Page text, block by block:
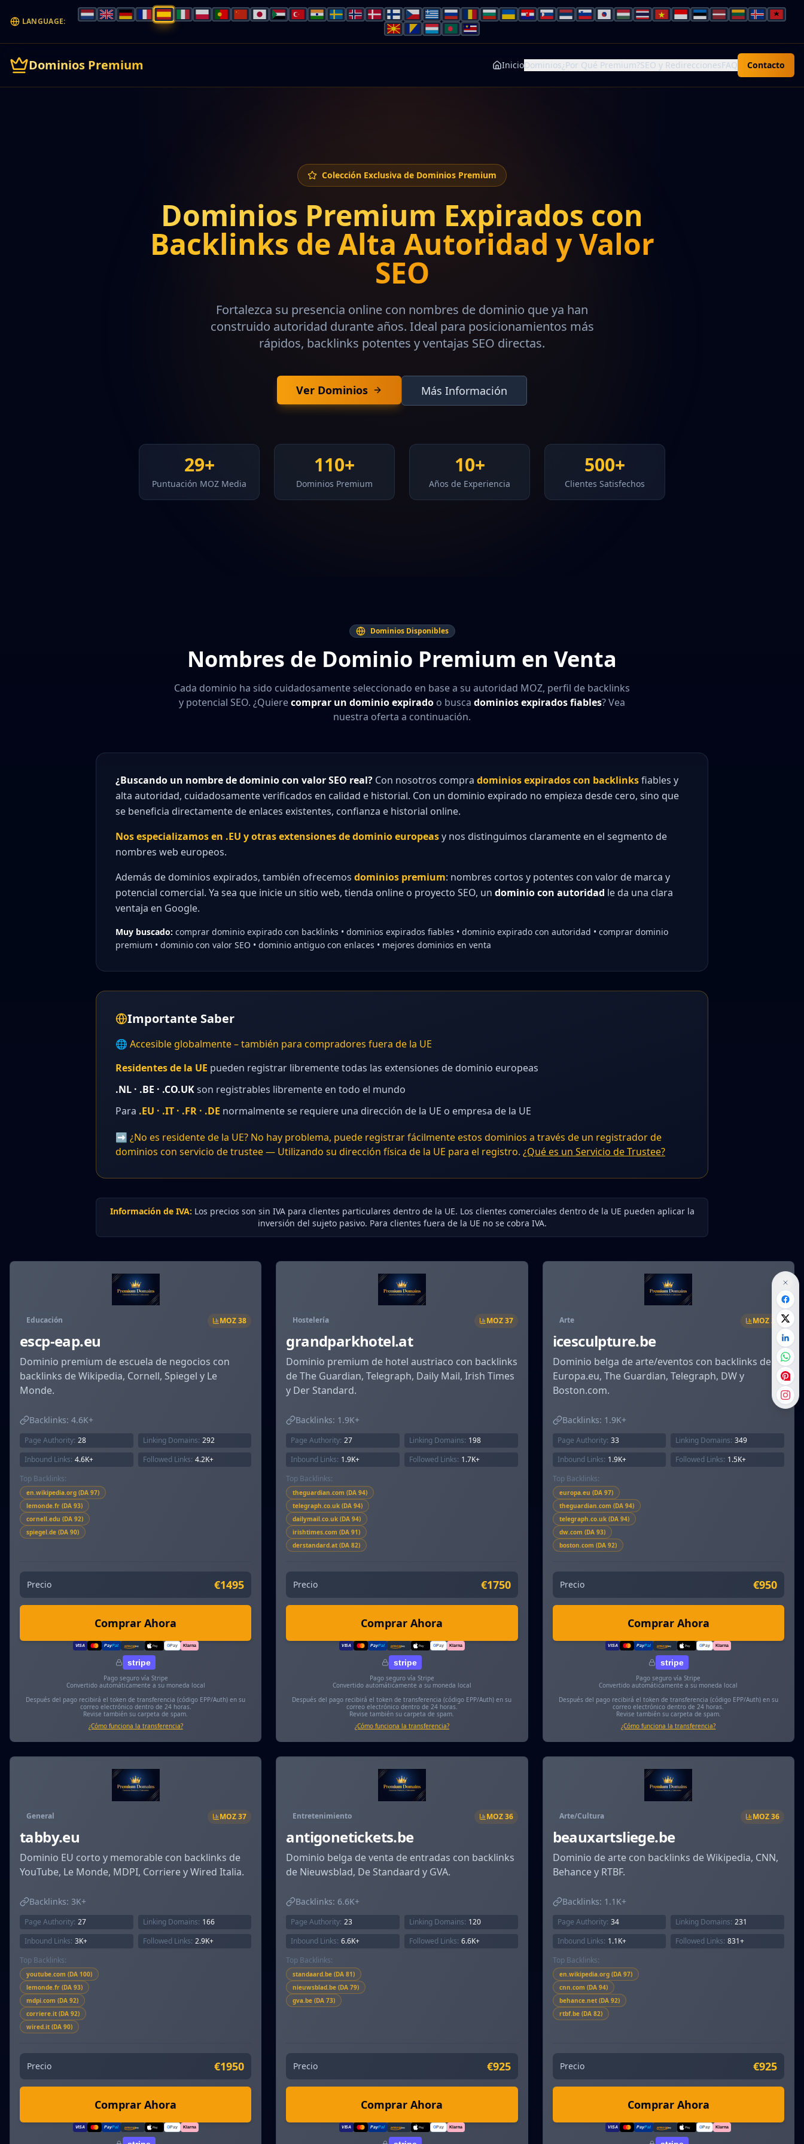
LANGUAGE:
Dominios Premium InicioDominios¿Por Qué Premium?SEO y RedireccionesFAQ Contacto
Colección Exclusiva de Dominios Premium
Dominios Premium Expirados con
Backlinks de Alta Autoridad y Valor
SEO
Fortalezca su presencia online con nombres de dominio que ya han
construido autoridad durante años. Ideal para posicionamientos más
rápidos, backlinks potentes y ventajas SEO directas.
Ver Dominios Más Información
29+
Puntuación MOZ Media
110+
Dominios Premium
10+
Años de Experiencia
500+
Clientes Satisfechos
Dominios Disponibles
Nombres de Dominio Premium en Venta
Cada dominio ha sido cuidadosamente seleccionado en base a su autoridad MOZ, perfil de backlinks
y potencial SEO. ¿Quierecomprar un dominio expirado o busca dominios expirados fiables? Vea
nuestra oferta a continuación.
¿Buscando un nombre de dominio con valor SEO real? Con nosotros compra dominios expirados con backlinksfiables y
alta autoridad, cuidadosamente verificados en calidad e historial. Con un dominio expirado no empieza desde cero, sino que
se beneficia directamente de enlaces existentes, confianza e historial online.
Nos especializamos en .EU y otras extensiones de dominio europeasy nos distinguimos claramente en el segmento de
nombres web europeos.
Además de dominios expirados, también ofrecemos dominios premium: nombres cortos y potentes con valor de marca y
potencial comercial. Ya sea que inicie un sitio web, tienda online o proyecto SEO, un dominio con autoridad le da una clara
ventaja en Google.
Muy buscado: comprar dominio expirado con backlinks • dominios expirados fiables • dominio expirado con autoridad • comprar dominio
premium • dominio con valor SEO • dominio antiguo con enlaces • mejores dominios en venta
Importante Saber
🌐 Accesible globalmente – también para compradores fuera de la UE
Residentes de la UE pueden registrar libremente todas las extensiones de dominio europeas
.NL · .BE · .CO.UKson registrables libremente en todo el mundo
Para .EU · .IT · .FR · .DE normalmente se requiere una dirección de la UE o empresa de la UE
➡️ ¿No es residente de la UE? No hay problema, puede registrar fácilmente estos dominios a través de un registrador de
dominios con servicio de trustee — Utilizando su dirección física de la UE para el registro. ¿Qué es un Servicio de Trustee?
Información de IVA: Los precios son sin IVA para clientes particulares dentro de la UE. Los clientes comerciales dentro de la UE pueden aplicar la
inversión del sujeto pasivo. Para clientes fuera de la UE no se cobra IVA.
Educación MOZ38
escp-eap.eu
Dominio premium de escuela de negocios con
backlinks de Wikipedia, Cornell, Spiegel y Le
Monde.
Backlinks: 4.6K+
Page Authority: 28 Linking Domains: 292
Inbound Links: 4.6K+ Followed Links: 4.2K+
Top Backlinks:
en.wikipedia.org (DA 97)
lemonde.fr (DA 93)
cornell.edu (DA 92)
spiegel.de (DA 90)
Precio €1495
Comprar Ahora
VISA PayPal amazonpay Pay GPay Klarna
stripe
Pago seguro vía Stripe
Convertido automáticamente a su moneda local
Después del pago recibirá el token de transferencia (código EPP/Auth) en su
correo electrónico dentro de 24 horas.
Revise también su carpeta de spam.
¿Cómo funciona la transferencia?
Hostelería MOZ37
grandparkhotel.at
Dominio premium de hotel austriaco con backlinks
de The Guardian, Telegraph, Daily Mail, Irish Times
y Der Standard.
Backlinks: 1.9K+
Page Authority: 27 Linking Domains: 198
Inbound Links: 1.9K+ Followed Links: 1.7K+
Top Backlinks:
theguardian.com (DA 94)
telegraph.co.uk (DA 94)
dailymail.co.uk (DA 94)
irishtimes.com (DA 91)
derstandard.at (DA 82)
Precio €1750
Comprar Ahora
VISA PayPal amazonpay Pay GPay Klarna
stripe
Pago seguro vía Stripe
Convertido automáticamente a su moneda local
Después del pago recibirá el token de transferencia (código EPP/Auth) en su
correo electrónico dentro de 24 horas.
Revise también su carpeta de spam.
¿Cómo funciona la transferencia?
Arte MOZ37
icesculpture.be
Dominio belga de arte/eventos con backlinks de
Europa.eu, The Guardian, Telegraph, DW y
Boston.com.
Backlinks: 1.9K+
Page Authority: 33 Linking Domains: 349
Inbound Links: 1.9K+ Followed Links: 1.5K+
Top Backlinks:
europa.eu (DA 97)
theguardian.com (DA 94)
telegraph.co.uk (DA 94)
dw.com (DA 93)
boston.com (DA 92)
Precio €950
Comprar Ahora
VISA PayPal amazonpay Pay GPay Klarna
stripe
Pago seguro vía Stripe
Convertido automáticamente a su moneda local
Después del pago recibirá el token de transferencia (código EPP/Auth) en su
correo electrónico dentro de 24 horas.
Revise también su carpeta de spam.
¿Cómo funciona la transferencia?
General MOZ37
tabby.eu
Dominio EU corto y memorable con backlinks de
YouTube, Le Monde, MDPI, Corriere y Wired Italia.
Backlinks: 3K+
Page Authority: 27 Linking Domains: 166
Inbound Links: 3K+ Followed Links: 2.9K+
Top Backlinks:
youtube.com (DA 100)
lemonde.fr (DA 93)
mdpi.com (DA 92)
corriere.it (DA 92)
wired.it (DA 90)
Precio €1950
Comprar Ahora
VISA PayPal amazonpay Pay GPay Klarna
Entretenimiento MOZ36
antigonetickets.be
Dominio belga de venta de entradas con backlinks
de Nieuwsblad, De Standaard y GVA.
Backlinks: 6.6K+
Page Authority: 23 Linking Domains: 120
Inbound Links: 6.6K+ Followed Links: 6.6K+
Top Backlinks:
standaard.be (DA 81)
nieuwsblad.be (DA 79)
gva.be (DA 73)
Precio €925
Comprar Ahora
VISA PayPal amazonpay Pay GPay Klarna
Arte/Cultura MOZ36
beauxartsliege.be
Dominio de arte con backlinks de Wikipedia, CNN,
Behance y RTBF.
Backlinks: 1.1K+
Page Authority: 34 Linking Domains: 231
Inbound Links: 1.1K+ Followed Links: 831+
Top Backlinks:
en.wikipedia.org (DA 97)
cnn.com (DA 94)
behance.net (DA 92)
rtbf.be (DA 82)
Precio €925
Comprar Ahora
VISA PayPal amazonpay Pay GPay Klarna